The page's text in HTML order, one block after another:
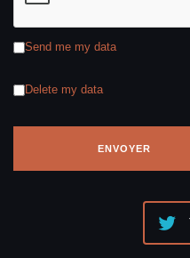
Send me my data
Delete my data